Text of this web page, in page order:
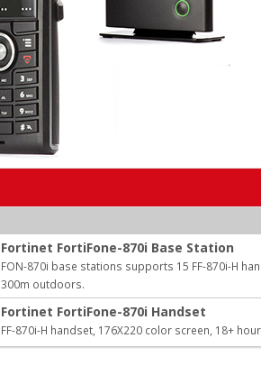
Fortinet FortiFone-870i Base Station
FON-870i base stations supports 15 FF-870i-H
300m outdoors.
Fortinet FortiFone-870i Handset
FF-870i-H handset, 176X220 color screen, 18+